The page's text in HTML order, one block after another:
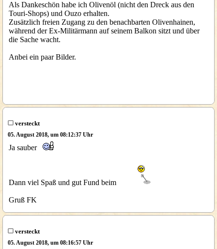
Als Dankeschön habe ich Olivenöl (nicht den Dreck aus den
Touri-Shops) und Ouzo erhalten.
Zusätzlich freien Zugang zu den benachbarten Olivenhainen,
während der Ex-Militärmann auf seinem Balkon sitzt und über
die Sache wacht.
Anbei ein paar Bilder.
versteckt
05. August 2018, um 08:12:37 Uhr
Ja sauber
Dann viel Spaß und gut Fund beim
Gruß FK
versteckt
05. August 2018, um 08:16:57 Uhr